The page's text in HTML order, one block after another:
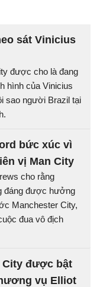
sát Vinicius
được cho là đang
hình của Vinicius
sao người Brazil tại
bức xúc vì
vị Man City
cho rằng
đáng được hưởng
Manchester City,
đua vô địch
City được bật
vụ Elliot